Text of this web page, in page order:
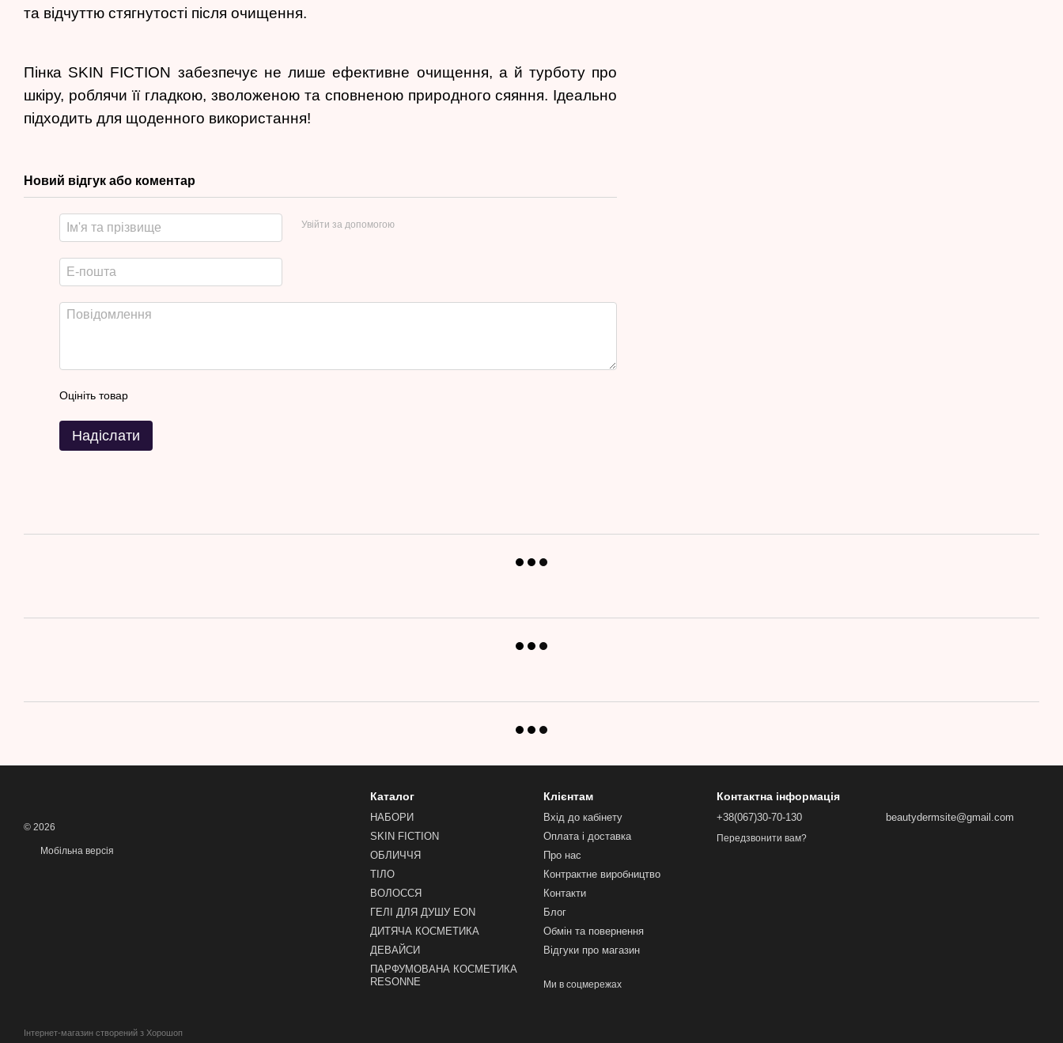
та відчуттю стягнутості після очищення.
Пінка SKIN FICTION забезпечує не лише ефективне очищення, а й турботу про
шкіру, роблячи її гладкою, зволоженою та сповненою природного сяяння. Ідеально
підходить для щоденного використання!
Новий відгук або коментар
Увійти за допомогою
Оцініть товар
Надіслати
© 2026
Мобільна версія
Інтернет-магазин створений з Хорошоп
Каталог
НАБОРИ
SKIN FICTION
ОБЛИЧЧЯ
ТІЛО
ВОЛОССЯ
ГЕЛІ ДЛЯ ДУШУ EON
ДИТЯЧА КОСМЕТИКА
ДЕВАЙСИ
ПАРФУМОВАНА КОСМЕТИКА
RESONNE
Клієнтам
Вхід до кабінету
Оплата і доставка
Про нас
Контрактне виробництво
Контакти
Блог
Обмін та повернення
Відгуки про магазин
Ми в соцмережах
Контактна інформація
+38(067)30-70-130
Передзвонити вам?
beautydermsite@gmail.com